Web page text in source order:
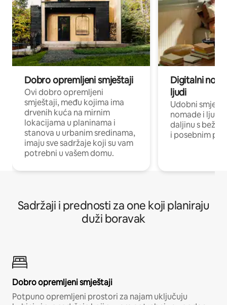
Dobro opremljeni smještaji
Ovi dobro opremljeni
smještaji, među kojima ima
drvenih kuća na mirnim
lokacijama u planinama i
stanova u urbanim sredinama,
imaju sve sadržaje koji su vam
potrebni u vašem domu.
Digitalni
ljudi
Udobni
nomade i ljude
daljinu s
i posebnim
Sadržaji i prednosti za one koji planiraju
duži boravak
Dobro opremljeni smještaji
Potpuno opremljeni prostori za najam uključuju